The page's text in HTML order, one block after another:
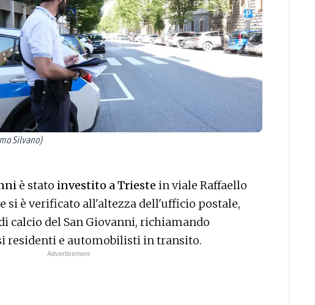
Silvano)
è stato investito a Trieste in viale Raffaello
si è verificato all'altezza dell'ufficio postale,
calcio del San Giovanni, richiamando
residenti e automobilisti in transito.